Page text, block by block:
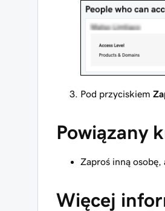
Pod przyciskiem
Powiązany
Zaproś inną osobę,
Więcej